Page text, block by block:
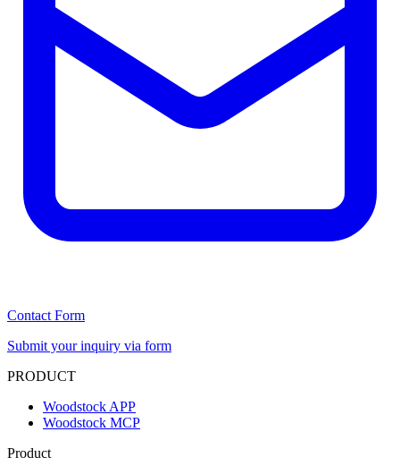
Contact Form
Submit your inquiry via form
PRODUCT
Woodstock APP
Woodstock MCP
Product